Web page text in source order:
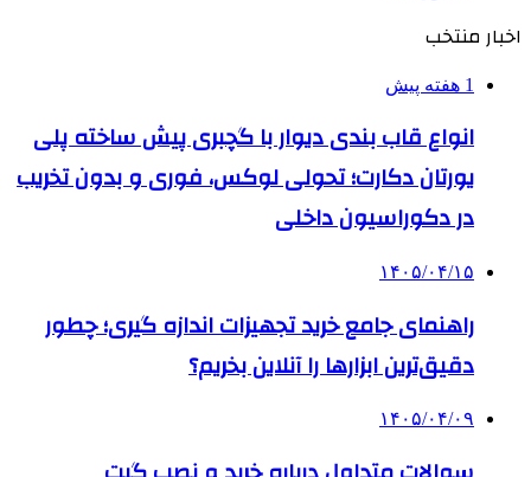
اخبار منتخب
1 هفته پیش
انواع قاب بندی دیوار با گچبری پیش ساخته پلی
یورتان دکارت؛ تحولی لوکس، فوری و بدون تخریب
در دکوراسیون داخلی
۱۴۰۵/۰۴/۱۵
راهنمای جامع خرید تجهیزات اندازه گیری؛ چطور
دقیق‌ترین ابزارها را آنلاین بخریم؟
۱۴۰۵/۰۴/۰۹